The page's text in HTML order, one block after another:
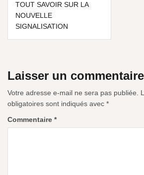
TOUT SAVOIR SUR LA
NOUVELLE
SIGNALISATION
Laisser un commentaire
Votre adresse e-mail ne sera pas publiée.
obligatoires sont indiqués avec *
Commentaire *